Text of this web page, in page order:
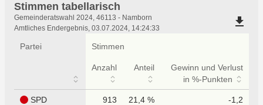
Stimmen tabellarisch
Stimmen
tabellarisch
Gemeinderatswahl 2024, 46113 - Namborn
Amtliches Endergebnis, 03.07.2024, 14:24:33
file_download
Partei Stimmen
Anzahl Anteil
Gewinn und Verlust
in %-Punkten
SPD 913 21,4 % -1,2